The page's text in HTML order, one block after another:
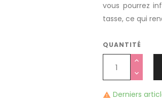
vous pourrez
tasse, ce qui
QUANTITÉ
 Derniers